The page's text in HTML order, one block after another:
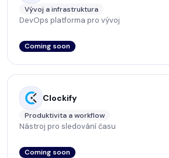
Vývoj a infrastruktura
DevOps platforma pro vývoj
Coming soon
Clockify
Produktivita a workflow
Nástroj pro sledování času
Coming soon